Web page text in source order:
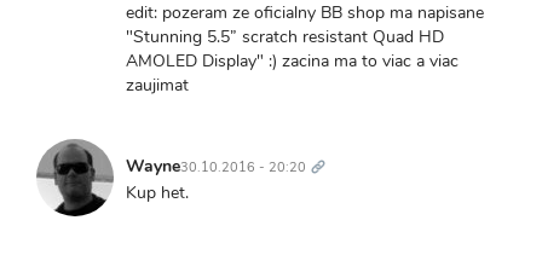
edit: pozeram ze oficialny BB shop ma napisane
"Stunning 5.5” scratch resistant Quad HD
AMOLED Display" :) zacina ma to viac a viac
zaujimat
Wayne30.10.2016 - 20:20 odkaz
Kup het.